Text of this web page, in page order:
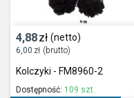
4,88zł (netto)
6,00 zł (brutto)
Kolczyki - FM8960-2
Dostępność: 109 szt.